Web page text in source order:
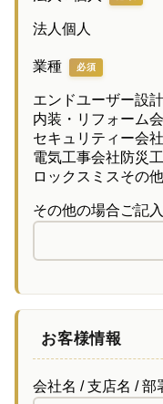
法人個人
業種 必須
エンドユーザー設
内装・リフォーム
セキュリティー会社
電気工事会社 防災
ロックスミスその他
その他の場合ご記
お客様情報
会社名 / 支店名 / 部